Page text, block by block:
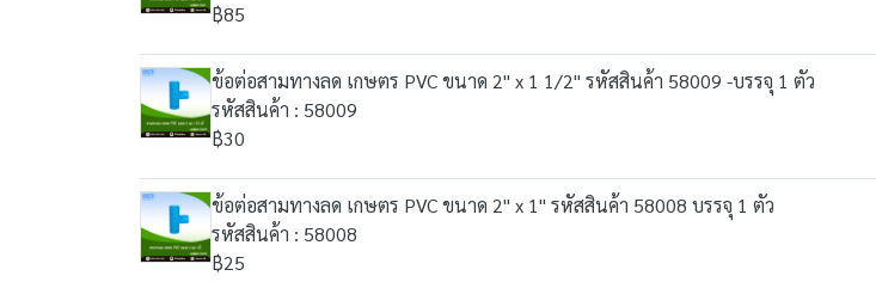
฿85
ข้อต่อสามทางลด เกษตร PVC ขนาด 2" x 1 1/2" รหัสสินค้า 58009 -บรรจุ 1 ตัว
รหัสสินค้า : 58009
฿30
ข้อต่อสามทางลด เกษตร PVC ขนาด 2" x 1" รหัสสินค้า 58008 บรรจุ 1 ตัว
รหัสสินค้า : 58008
฿25